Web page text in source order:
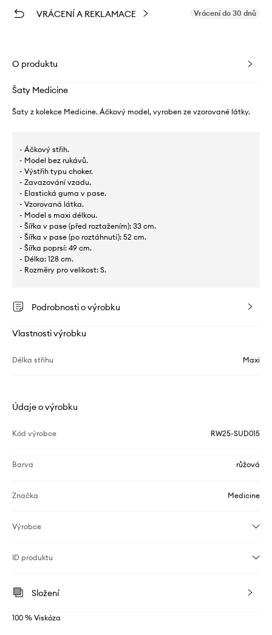
VRÁCENÍ A REKLAMACE Vrácení do 30 dnů
O produktu
Šaty Medicine
Šaty z kolekce Medicine. Áčkový model, vyroben ze vzorované látky.
- Áčkový střih.
- Model bez rukávů.
- Výstřih typu choker.
- Zavazování vzadu.
- Elastická guma v pase.
- Vzorovaná látka.
- Model s maxi délkou.
- Šířka v pase (před roztažením): 33 cm.
- Šířka v pase (po roztáhnutí): 52 cm.
- Šířka poprsí: 49 cm.
- Délka: 128 cm.
- Rozměry pro velikost: S.
Podrobnosti o výrobku
Vlastnosti výrobku
Délka střihu Maxi
Údaje o výrobku
Kód výrobce RW25-SUD015
Barva růžová
Značka Medicine
Výrobce
ID produktu
Složení
100 % Viskóza